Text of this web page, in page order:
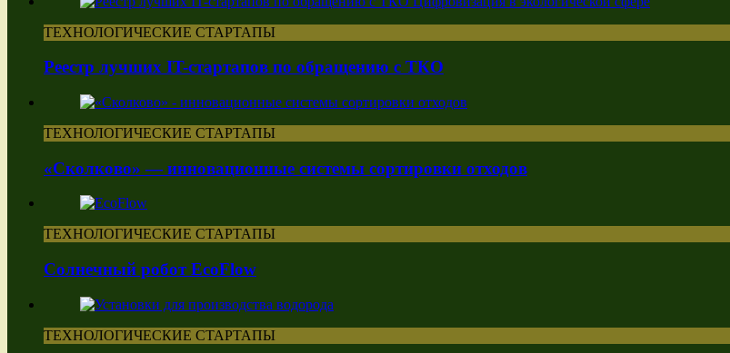
ТЕХНОЛОГИЧЕСКИЕ СТАРТАПЫ
Реестр лучших IT-стартапов по обращению с ТКО
ТЕХНОЛОГИЧЕСКИЕ СТАРТАПЫ
«Сколково» — инновационные системы сортировки отходов
ТЕХНОЛОГИЧЕСКИЕ СТАРТАПЫ
Солнечный робот EcoFlow
ТЕХНОЛОГИЧЕСКИЕ СТАРТАПЫ